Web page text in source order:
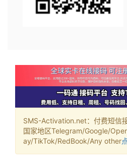
SMS-Activation.net：付费短信
国家地区Telegram/Google/
ay/TikTok/RedBook/Any other